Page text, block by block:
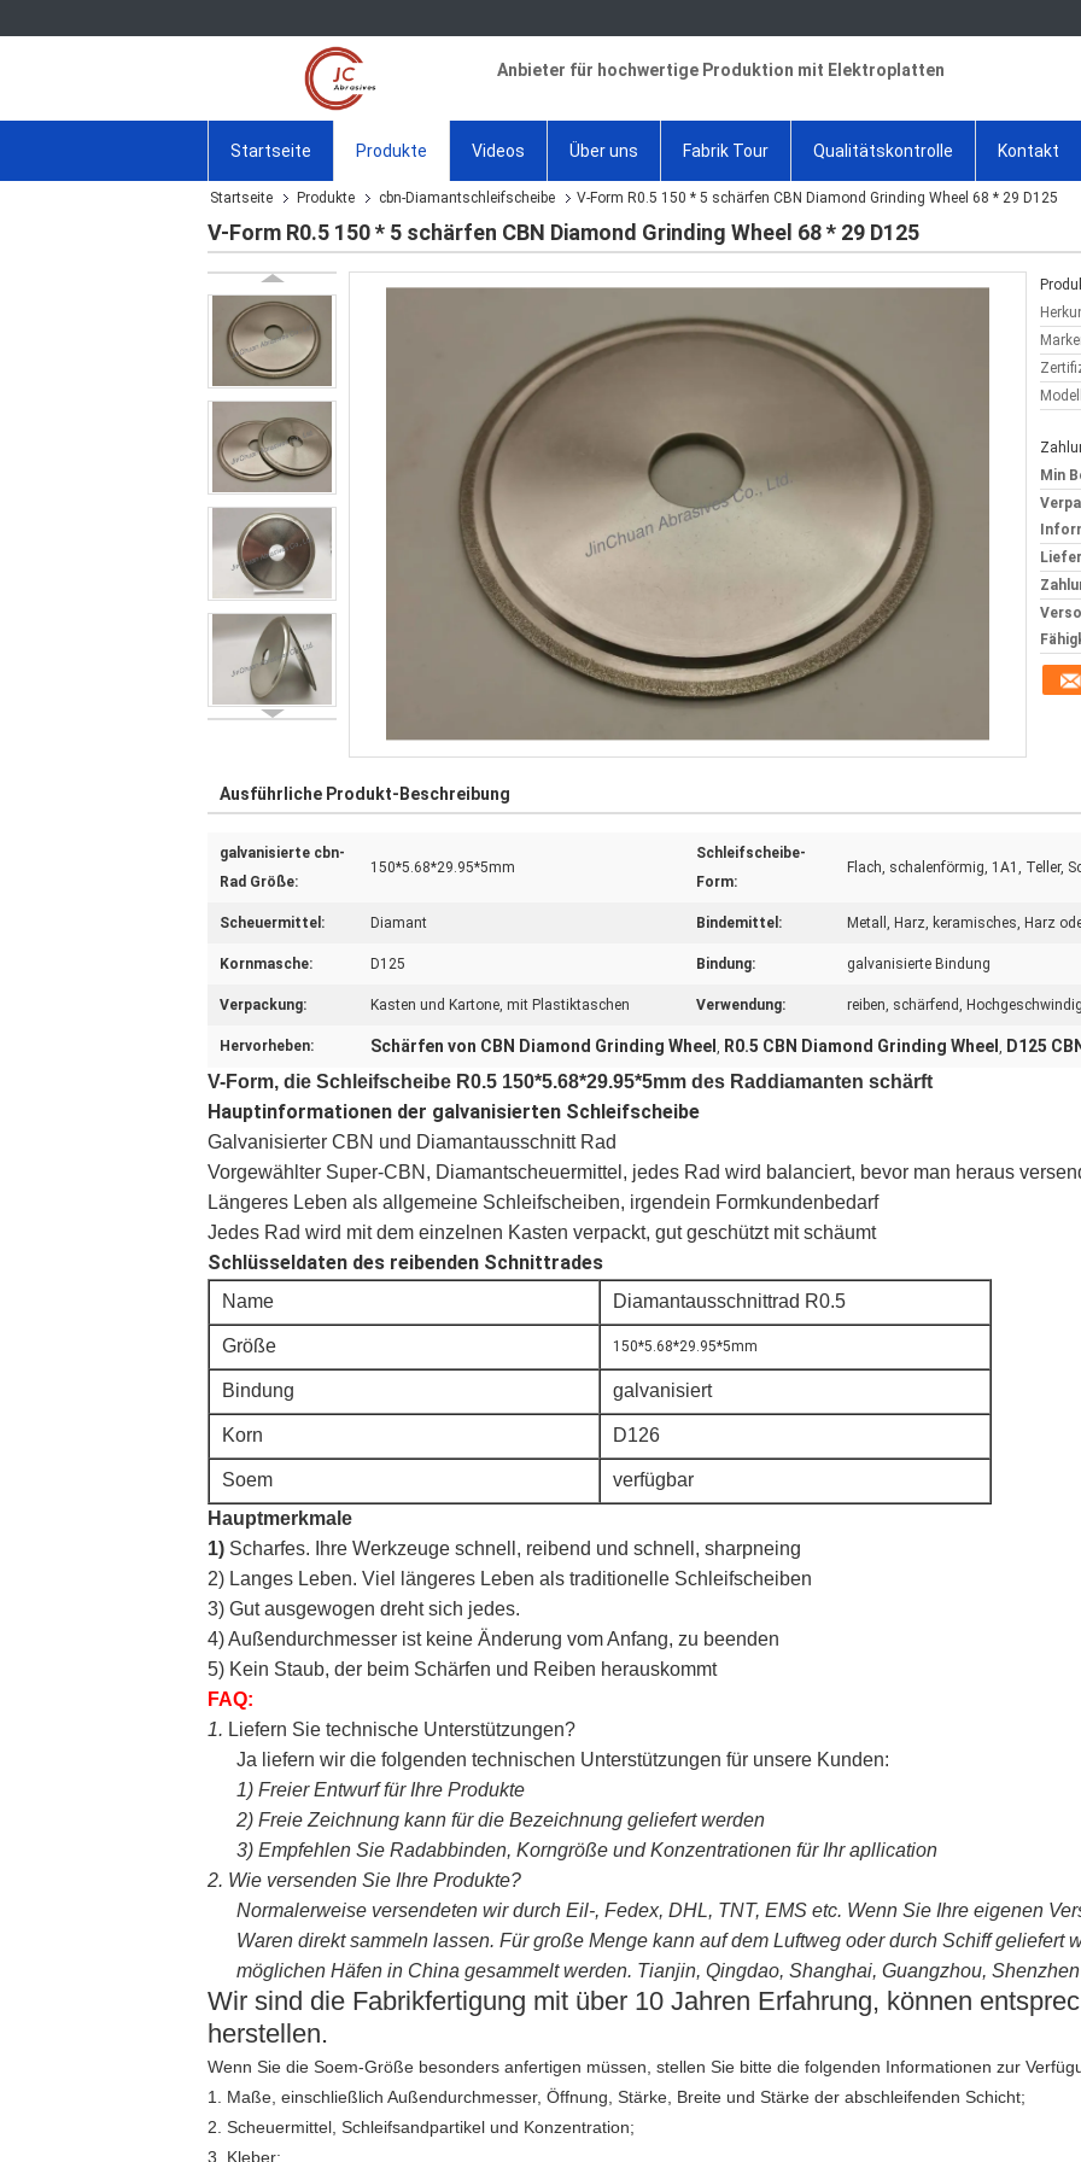
Anbieter für hochwertige Produktion mit Elektroplatten
Startseite Produkte Videos Über uns Fabrik Tour Qualitätskontrolle Kontakt
Startseite Produkte cbn-Diamantschleifscheibe V-Form R0.5 150 * 5 schärfen CBN Diamond Grinding Wheel 68 * 29 D125
V-Form R0.5 150 * 5 schärfen CBN Diamond Grinding Wheel 68 * 29 D125
Min
Ausführliche Produkt-Beschreibung
galvanisierte cbn-
Rad Größe:
150*5.68*29.95*5mm
Schleifscheibe-
Form:
Flach, schalenförmig, 1A1, Teller,
Scheuermittel: Diamant Bindemittel: Metall, Harz, keramisches, Harz
Kornmasche: D125 Bindung: galvanisierte Bindung
Verpackung: Kasten und Kartone, mit Plastiktaschen Verwendung: reiben, schärfend,
Hervorheben: Schärfen von CBN Diamond Grinding Wheel , R0.5 CBN Diamond Grinding Wheel , D125
V-Form, die Schleifscheibe R0.5 150*5.68*29.95*5mm des Raddiamanten schärft
Hauptinformationen der galvanisierten Schleifscheibe
Galvanisierter CBN und Diamantausschnitt Rad
Vorgewählter Super-CBN, Diamantscheuermittel, jedes Rad wird balanciert, bevor man heraus
Längeres Leben als allgemeine Schleifscheiben, irgendein Formkundenbedarf
Jedes Rad wird mit dem einzelnen Kasten verpackt, gut geschützt mit schäumt
Schlüsseldaten des reibenden Schnittrades
Name Diamantausschnittrad R0.5
Größe 150*5.68*29.95*5mm
Bindung galvanisiert
Korn D126
Soem
verfügbar
Hauptmerkmale
1) Scharfes. Ihre Werkzeuge schnell, reibend und schnell, sharpneing
2) Langes Leben. Viel längeres Leben als traditionelle Schleifscheiben
3) Gut ausgewogen dreht sich jedes.
4) Außendurchmesser ist keine Änderung vom Anfang, zu beenden
5) Kein Staub, der beim Schärfen und Reiben herauskommt
FAQ:
1. Liefern Sie technische Unterstützungen?
Ja liefern wir die folgenden technischen Unterstützungen für unsere Kunden:
1) Freier Entwurf für Ihre Produkte
2) Freie Zeichnung kann für die Bezeichnung geliefert werden
3) Empfehlen Sie Radabbinden, Korngröße und Konzentrationen für Ihr apllication
2. Wie versenden Sie Ihre Produkte?
Normalerweise versendeten wir durch Eil-, Fedex, DHL, TNT, EMS etc. Wenn Sie Ihre eigenen
Waren direkt sammeln lassen. Für große Menge kann auf dem Luftweg oder durch Schiff geliefert
möglichen Häfen in China gesammelt werden. Tianjin, Qingdao, Shanghai, Guangzhou,
Wir sind die Fabrikfertigung mit über 10 Jahren Erfahrung, können
herstellen.
Wenn Sie die Soem-Größe besonders anfertigen müssen, stellen Sie bitte die folgenden Informationen zur
1. Maße, einschließlich Außendurchmesser, Öffnung, Stärke, Breite und Stärke der abschleifenden Schicht;
2. Scheuermittel, Schleifsandpartikel und Konzentration;
3. Kleber;